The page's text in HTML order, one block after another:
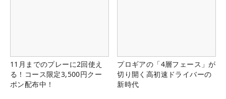
11月までのプレーに2回使え
る！コース限定3,500円クー
ポン配布中！
プロギアの「4層フェース」が
切り開く高初速ドライバーの
新時代